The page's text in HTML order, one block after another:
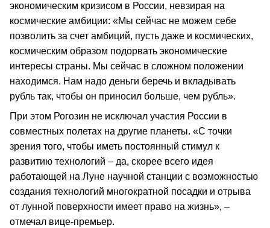
экономическим кризисом в России, невзирая на
космические амбиции: «Мы сейчас не можем себе
позволить за счет амбиций, пусть даже и космических,
космическим образом подорвать экономические
интересы страны. Мы сейчас в сложном положении
находимся. Нам надо деньги беречь и вкладывать
рубль так, чтобы он приносил больше, чем рубль».
При этом Рогозин не исключал участия России в
совместных полетах на другие планеты. «С точки
зрения того, чтобы иметь постоянный стимул к
развитию технологий – да, скорее всего идея
работающей на Луне научной станции с возможностью
создания технологий многократной посадки и отрыва
от лунной поверхности имеет право на жизнь», –
отмечал вице-премьер.